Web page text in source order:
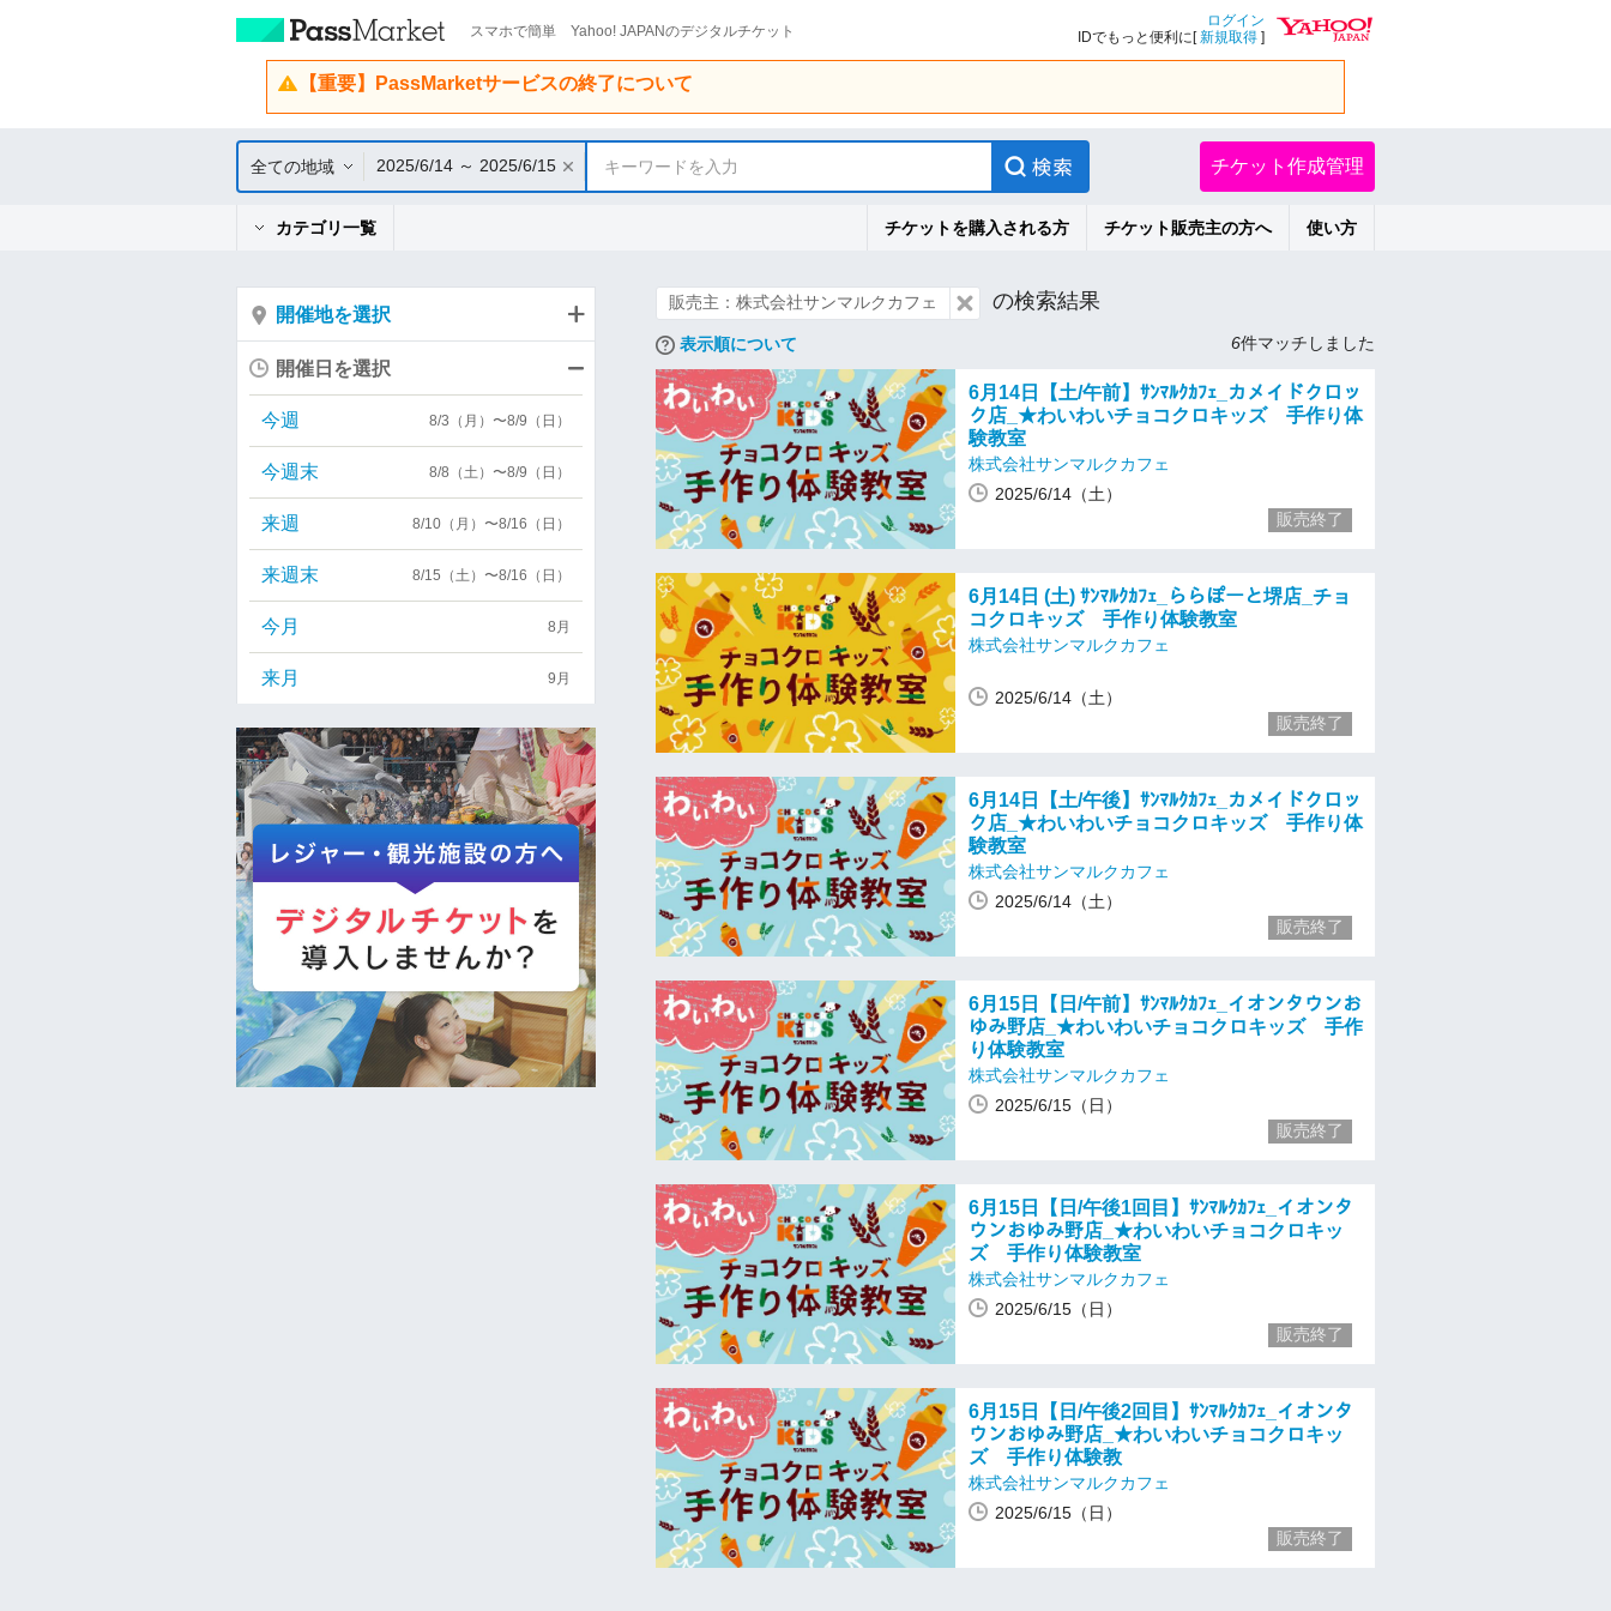
スマホで簡単 Yahoo! JAPANのデジタルチケット
ログイン
IDでもっと便利に[新規取得 ]
【重要】PassMarketサービスの終了について
全ての地域 2025/6/14 ～ 2025/6/15 キーワードを入力 チケット作成管理
カテゴリ一覧 チケットを購入される方 チケット販売主の方へ 使い方
販売主：株式会社サンマルクカフェ の検索結果
表示順について 6件マッチしました
6月14日【土/午前】ｻﾝﾏﾙｸｶﾌｪ_カメイドクロッ
ク店_★わいわいチョコクロキッズ 手作り体
験教室
株式会社サンマルクカフェ
2025/6/14（土）
販売終了
6月14日 (土) ｻﾝﾏﾙｸｶﾌｪ_ららぽーと堺店_チョ
コクロキッズ 手作り体験教室
株式会社サンマルクカフェ
2025/6/14（土）
販売終了
6月14日【土/午後】ｻﾝﾏﾙｸｶﾌｪ_カメイドクロッ
ク店_★わいわいチョコクロキッズ 手作り体
験教室
株式会社サンマルクカフェ
2025/6/14（土）
販売終了
6月15日【日/午前】ｻﾝﾏﾙｸｶﾌｪ_イオンタウンお
ゆみ野店_★わいわいチョコクロキッズ 手作
り体験教室
株式会社サンマルクカフェ
2025/6/15（日）
販売終了
6月15日【日/午後1回目】ｻﾝﾏﾙｸｶﾌｪ_イオンタ
ウンおゆみ野店_★わいわいチョコクロキッ
ズ 手作り体験教室
株式会社サンマルクカフェ
2025/6/15（日）
販売終了
6月15日【日/午後2回目】ｻﾝﾏﾙｸｶﾌｪ_イオンタ
ウンおゆみ野店_★わいわいチョコクロキッ
ズ 手作り体験教
株式会社サンマルクカフェ
2025/6/15（日）
販売終了
開催地を選択
開催日を選択
今週 8/3（月）〜8/9（日）
今週末 8/8（土）〜8/9（日）
来週 8/10（月）〜8/16（日）
来週末 8/15（土）〜8/16（日）
今月 8月
来月 9月